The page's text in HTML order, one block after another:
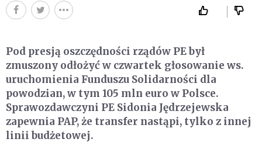
Pod presją oszczędności rządów PE był
zmuszony odłożyć w czwartek głosowanie ws.
uruchomienia Funduszu Solidarności dla
powodzian, w tym 105 mln euro w Polsce.
Sprawozdawczyni PE Sidonia Jędrzejewska
zapewnia PAP, że transfer nastąpi, tylko z innej
linii budżetowej.